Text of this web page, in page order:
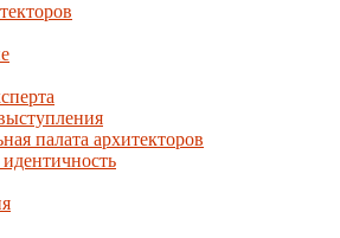
палата архитекторов